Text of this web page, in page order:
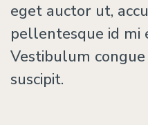
eget auctor ut,
pellentesque id mi
Vestibulum
suscipit.